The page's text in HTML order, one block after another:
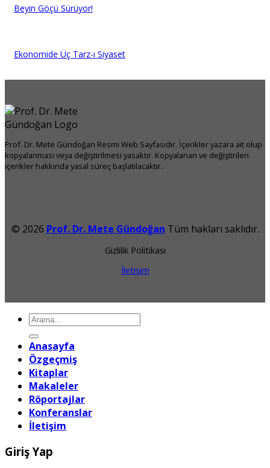
Beyin Göçü Sürüyor!
Ekonomide Üç Tarz-ı Siyaset
Prof. Dr. Mete Gündoğan Resmi Web Sayfasıdır. İçerikler yazara ait olup
kopyalanması veya değiştirilmesi yasaktır. Kopyalanan ve değiştirilen
içerikler hakkında yasal süreç başlatılacaktır.
© 2026 Prof. Dr. Mete Gündoğan Tüm hakları saklıdır.
Gizlilik Politikası
İletişim
Ara:
Anasayfa
Özgeçmiş
Kitaplar
Makaleler
Röportajlar
Konferanslar
İletişim
Giriş Yap